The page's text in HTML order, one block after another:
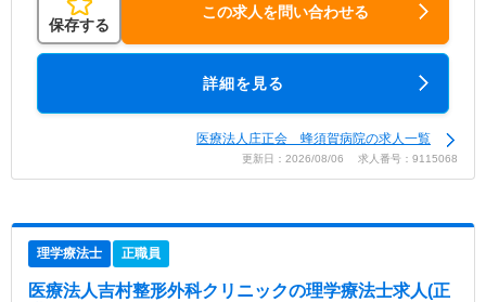
保存する
この求人を問い合わせる
詳細を見る
医療法人庄正会 蜂須賀病院の求人一覧
更新日：2026/08/06 求人番号：9115068
理学療法士 正職員
医療法人吉村整形外科クリニックの理学療法士求人(正